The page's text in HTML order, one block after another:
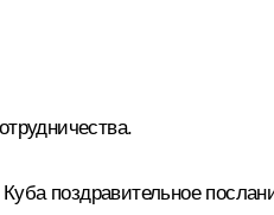
поздравительное